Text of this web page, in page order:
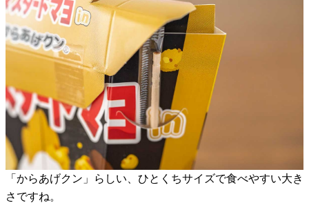
「からあげクン」らしい、ひとくちサイズで食べやすい大き
さですね。